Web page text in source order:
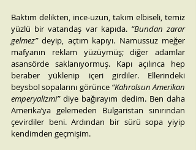
Baktım delikten, ince-uzun, takım elbiseli, temiz
yüzlü bir vatandaş var kapıda. “Bundan zarar
gelmez” deyip, açtım kapıyı. Namussuz meğer
mafyanın reklam yüzüymüş; diğer adamlar
asansörde saklanıyormuş. Kapı açılınca hep
beraber yüklenip içeri girdiler. Ellerindeki
beysbol sopalarını görünce “Kahrolsun Amerikan
emperyalizmi” diye bağırayım dedim. Ben daha
Amerika’ya gelemeden Bulgaristan sınırından
çevirdiler beni. Ardından bir sürü sopa yiyip
kendimden geçmişim.